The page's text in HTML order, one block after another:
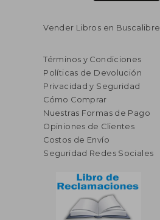
Vender Libros en Buscalibre
Términos y Condiciones
Políticas de Devolución
Privacidad y Seguridad
Cómo Comprar
Nuestras Formas de Pago
Opiniones de Clientes
Costos de Envío
Seguridad Redes Sociales